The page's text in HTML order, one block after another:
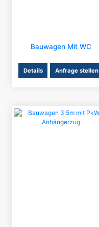
Bauwagen Mit WC
Details Anfrage stellen